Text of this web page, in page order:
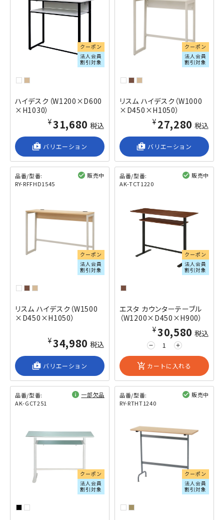
クーポン
法人会員
割引対象
ハイデスク（W1200×D600
×H1030）
¥31,680 税込
shop_2 バリエーション
クーポン
法人会員
割引対象
リスム ハイデスク（W1000
×D450×H1050）
¥27,280 税込
shop_2 バリエーション
品番/型番:
RY-RFFHD1545
販売中
クーポン
法人会員
割引対象
リスム ハイデスク（W1500
×D450×H1050）
¥34,980 税込
shop_2 バリエーション
品番/型番:
AK-TCT1220
販売中
クーポン
法人会員
割引対象
エスタ カウンターテーブル
（W1200×D450×H900）
remove add
¥30,580 税込
add_shopping_cart カートに入れる
品番/型番:
AK-GCT251
一部欠品
クーポン
法人会員
割引対象
品番/型番:
RY-RTHT1240
販売中
クーポン
法人会員
割引対象